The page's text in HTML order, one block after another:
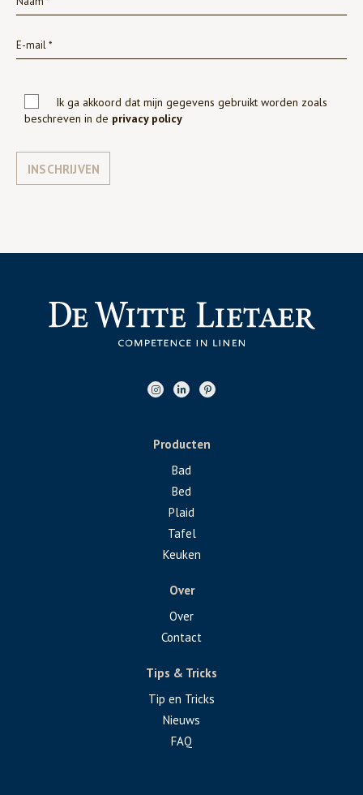
Ik ga akkoord dat mijn gegevens gebruikt worden zoals
beschreven in de privacy policy
INSCHRIJVEN
Producten
Bad
Bed
Plaid
Tafel
Keuken
Over
Over
Contact
Tips & Tricks
Tip en Tricks
Nieuws
FAQ